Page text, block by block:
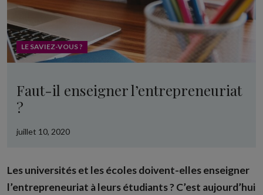
LE SAVIEZ-VOUS ?
Faut-il enseigner l’entrepreneuriat
?
juillet 10, 2020
Les universités et les écoles doivent-elles enseigner
l’entrepreneuriat à leurs étudiants ? C’est aujourd’hui